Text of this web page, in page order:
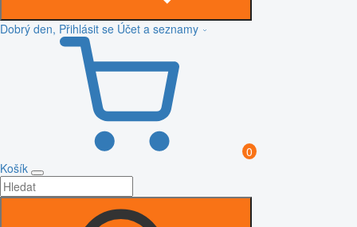
Dobrý den, Přihlásit se Účet a seznamy
0
Košík